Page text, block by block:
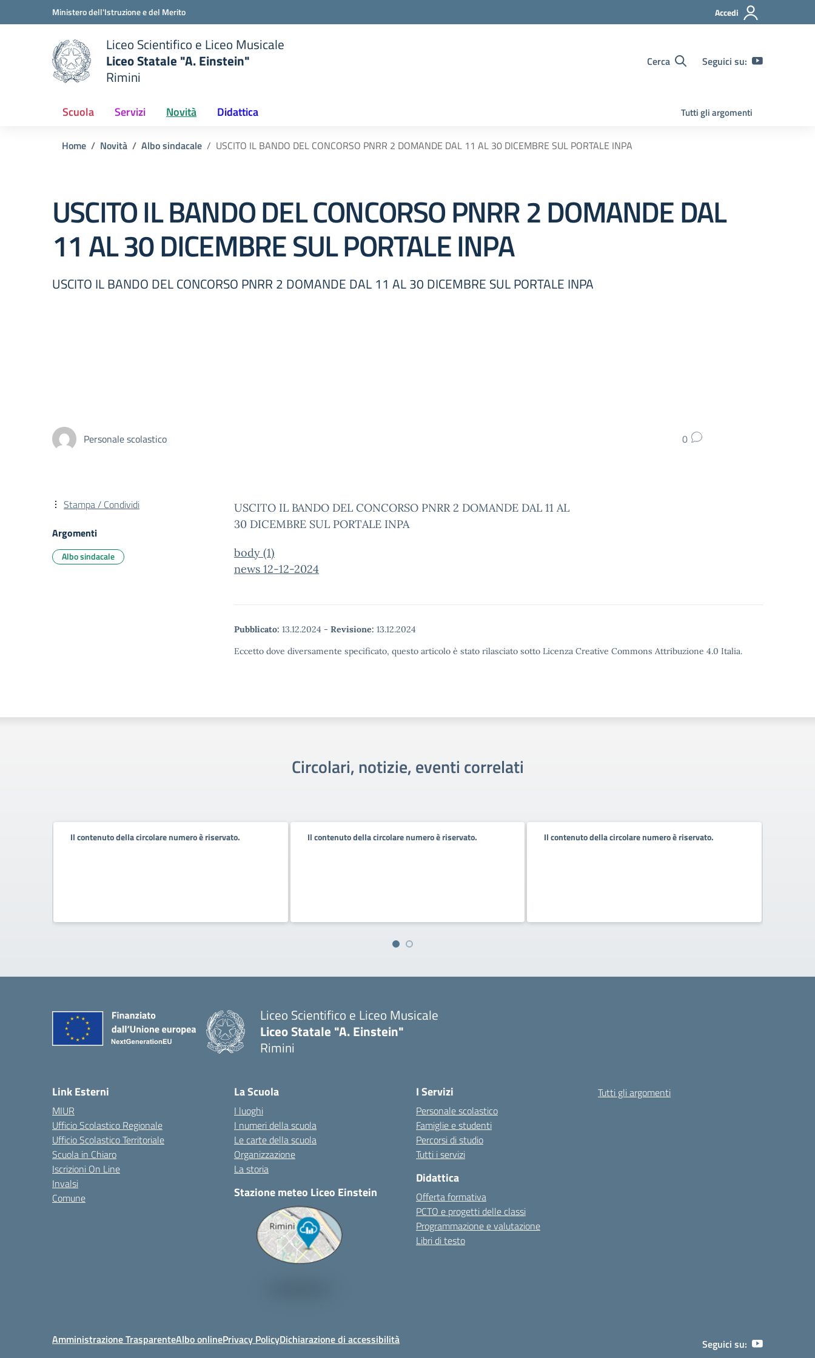
Vai ai contenuti
Vai al menu di navigazioneMinistero dell'Istruzione e del Merito Accedi
scuola
Liceo Scientifico e Liceo Musicale
Liceo Statale "A. Einstein"
Rimini
Cerca Seguici su:
Scuola Servizi Novità Didattica Tutti gli argomenti
Home Novità Albo sindacale USCITO IL BANDO DEL CONCORSO PNRR 2 DOMANDE DAL 11 AL 30 DICEMBRE SUL PORTALE INPA
USCITO IL BANDO DEL CONCORSO PNRR 2 DOMANDE DAL
11 AL 30 DICEMBRE SUL PORTALE INPA
USCITO IL BANDO DEL CONCORSO PNRR 2 DOMANDE DAL 11 AL 30 DICEMBRE SUL PORTALE INPA
Personale scolastico 0
USCITO IL BANDO DEL CONCORSO PNRR 2 DOMANDE DAL 11 AL
30 DICEMBRE SUL PORTALE INPA
body (1)
news 12-12-2024
Pubblicato: 13.12.2024 - Revisione: 13.12.2024
Eccetto dove diversamente specificato, questo articolo è stato rilasciato sotto Licenza Creative Commons Attribuzione 4.0 Italia.
Stampa / Condividi
Argomenti
Albo sindacale
Circolari, notizie, eventi correlati
Il contenuto della circolare numero è riservato. Il contenuto della circolare numero è riservato. Il contenuto della circolare numero è riservato.
Liceo Scientifico e Liceo Musicale
Liceo Statale "A. Einstein"
Rimini
Link Esterni
MIUR
Ufficio Scolastico Regionale
Ufficio Scolastico Territoriale
Scuola in Chiaro
Iscrizioni On Line
Invalsi
Comune
La Scuola
I luoghi
I numeri della scuola
Le carte della scuola
Organizzazione
La storia
Stazione meteo Liceo Einstein
I Servizi
Personale scolastico
Famiglie e studenti
Percorsi di studio
Tutti i servizi
Didattica
Offerta formativa
PCTO e progetti delle classi
Programmazione e valutazione
Libri di testo
Tutti gli argomenti
Amministrazione TrasparenteAlbo onlinePrivacy PolicyDichiarazione di accessibilità Seguici su: